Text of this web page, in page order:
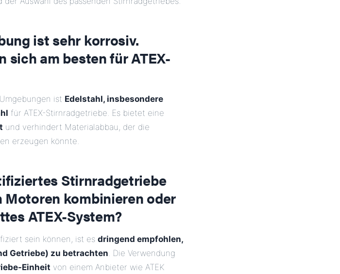
ist sehr korrosiv.
sich am besten für ATEX-
ist Edelstahl, insbesondere
für ATEX-Stirnradgetriebe. Es bietet eine
und verhindert Materialabbau, der die
erzeugen könnte.
Stirnradgetriebe
kombinieren oder
ATEX-System?
sein können, ist es dringend empfohlen,
Getriebe) zu betrachten. Die Verwendung
Einheit von einem Anbieter wie ATEK